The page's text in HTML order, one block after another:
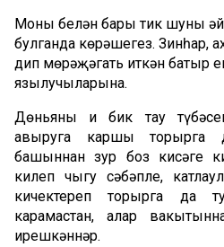
Моның белән бары тик шуны
булганда көрәшегез. Зинһар,
дип мөрәҗәгать иткән батыр
язылучыларына.
Дөньяның иң бик тау
авыруга каршы торырга
башыннан зур боз кисәге
килеп чыгу сәбәпле,
кичектереп торырга да
карамастан, алар
ирешкәннәр.